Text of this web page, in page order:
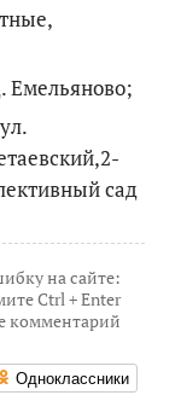
Емельяново;
сад
на сайте:
Ctrl + Enter
комментарий
Одноклассники